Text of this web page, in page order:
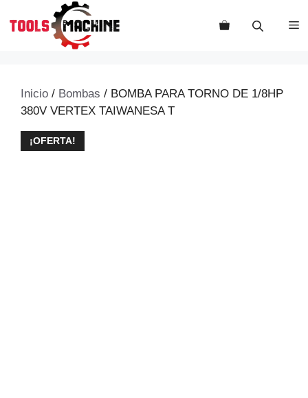
Inicio / Bombas / BOMBA PARA TORNO DE 1/8HP
380V VERTEX TAIWANESA T
¡OFERTA!